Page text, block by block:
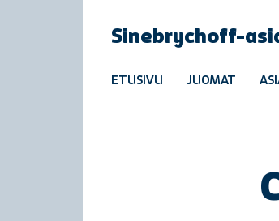
Sinebrychoff-
ETUSIVU JUOMAT